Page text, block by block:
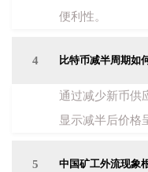
便利性。
4 比特币减半周期如
通过减少新币供
显示减半后价格
5 中国矿工外流现象